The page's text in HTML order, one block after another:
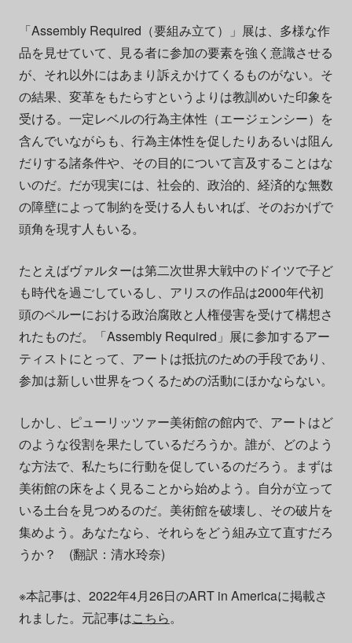
「Assembly Required（要組み立て）」展は、多様な作
品を見せていて、見る者に参加の要素を強く意識させる
が、それ以外にはあまり訴えかけてくるものがない。そ
の結果、変革をもたらすというよりは教訓めいた印象を
受ける。一定レベルの行為主体性（エージェンシー）を
含んでいながらも、行為主体性を促したりあるいは阻ん
だりする諸条件や、その目的について言及することはな
いのだ。だが現実には、社会的、政治的、経済的な無数
の障壁によって制約を受ける人もいれば、そのおかげで
頭角を現す人もいる。
たとえばヴァルターは第二次世界大戦中のドイツで子ど
も時代を過ごしているし、アリスの作品は2000年代初
頭のペルーにおける政治腐敗と人権侵害を受けて構想さ
れたものだ。「Assembly Required」展に参加するアー
ティストにとって、アートは抵抗のための手段であり、
参加は新しい世界をつくるための活動にほかならない。
しかし、ピューリッツァー美術館の館内で、アートはど
のような役割を果たしているだろうか。誰が、どのよう
な方法で、私たちに行動を促しているのだろう。まずは
美術館の床をよく見ることから始めよう。自分が立って
いる土台を見つめるのだ。美術館を破壊し、その破片を
集めよう。あなたなら、それらをどう組み立て直すだろ
うか？ (翻訳：清水玲奈)
※本記事は、2022年4月26日のART in Americaに掲載さ
れました。元記事はこちら。